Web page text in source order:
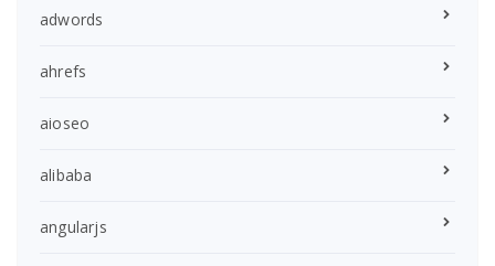
adwords
ahrefs
aioseo
alibaba
angularjs